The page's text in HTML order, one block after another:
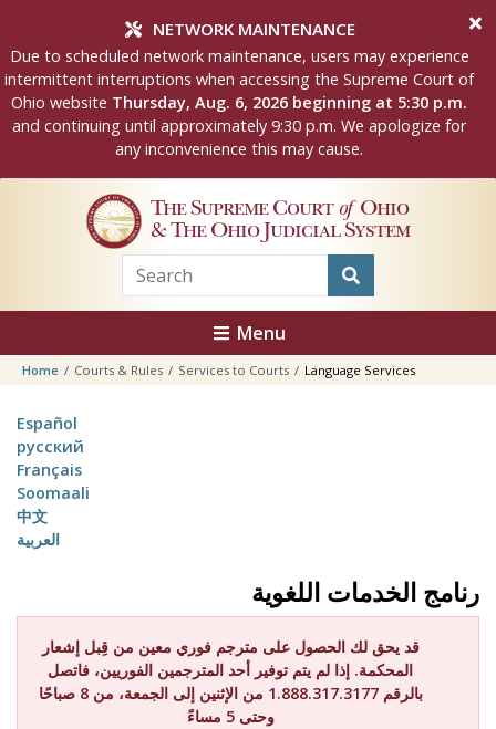
NETWORK MAINTENANCE
Due to scheduled network maintenance, users may experience
intermittent interruptions when accessing the Supreme Court of
Ohio website Thursday, Aug. 6, 2026 beginning at 5:30 p.m.
and continuing until approximately 9:30 p.m. We apologize for
any inconvenience this may cause.
The Supreme Court of Ohio
& The Ohio Judicial System
Menu
Home Courts & Rules Services to Courts Language Services
Español
русский
Français
Soomaali
中文
العربية
رنامج الخدمات اللغوية
إشعار قد يحق لك الحصول على مترجم فوري معين من قِبل
المحكمة. إذا لم يتم توفير أحد المترجمين الفوريين، فاتصل
بالرقم 1.888.317.3177 من الإثنين إلى الجمعة، من 8 صباحًا
وحتى 5 مساءً